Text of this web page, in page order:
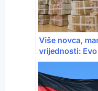
Više novca,
vrijednosti: Evo
kolika je plata u
FBiH